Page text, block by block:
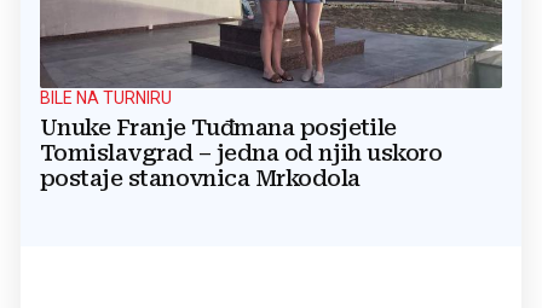
BILE NA TURNIRU
Unuke Franje Tuđmana posjetile
Tomislavgrad – jedna od njih uskoro
postaje stanovnica Mrkodola